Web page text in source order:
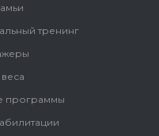
тренинг
программы